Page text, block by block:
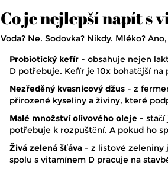
Co je nejlepší napít s
Voda? Ne. Sodovka? Nikdy. Mléko?
Probiotický kefír - obsahuje nejen
D potřebuje. Kefír je 10x bohatější
Nezředěný kvasnicový džus - z
přirozené kyseliny a živiny, které
Malé množství olivového oleje - stačí
potřebuje k rozpuštění. A pokud ho
Živá zelená šťáva - z listové zeleniny
spolu s vitamínem D pracuje na